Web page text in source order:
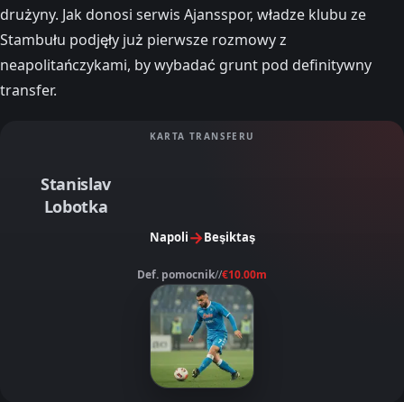
drużyny. Jak donosi serwis Ajansspor, władze klubu ze
Stambułu podjęły już pierwsze rozmowy z
neapolitańczykami, by wybadać grunt pod definitywny
transfer.
KARTA TRANSFERU
Stanislav
Lobotka
Napoli→Beşiktaş
Def. pomocnik//€10.00m